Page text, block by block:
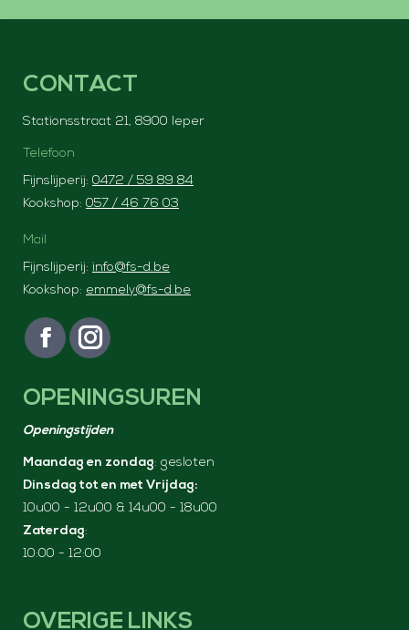
CONTACT
Stationsstraat 21, 8900 Ieper
Telefoon
Fijnslijperij: 0472 / 59 89 84
Kookshop: 057 / 46 76 03
Mail
Fijnslijperij: info@fs-d.be
Kookshop: emmely@fs-d.be
Vind ons op:
F
c
o
o
k
p
a
I
g
r
a
p
OPENINGSUREN
Openingstijden
Maandag en zondag: gesloten
Dinsdag tot en met Vrijdag:
10u00 - 12u00 & 14u00 - 18u00
Zaterdag:
10:00 - 12:00
OVERIGE LINKS